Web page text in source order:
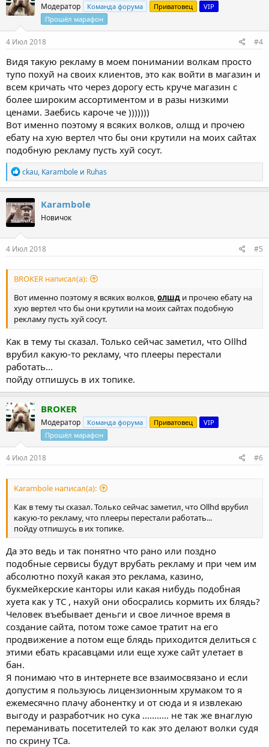
Модератор Команда форума Приватовец
VIP
Прошёл марафон
4 Июл 2018 #4
Видя такую рекламу в моем понимании волкам просто
тупо похуй на своих клиентов, это как войти в магазин и
всем кричать что через дорогу есть круче магазин с
более широким ассортиментом и в разы низкими
ценами. Заебись кароче че )))))))
Вот именно поэтому я всяких волков, олшд и прочею
ебату на хую вертел что бы они крутили на моих сайтах
подобную рекламу пусть хуй сосут.
Р
е
а
к
ц
и
и
:
ckau, Karambole и Ruhas
Karambole
Новичок
4 Июл 2018 #5
BROKER написал(а):
Вот именно поэтому я всяких волков,олшд и прочею ебату на
хую вертел что бы они крутили на моих сайтах подобную
рекламу пусть хуй сосут.
Как в тему ты сказал. Только сейчас заметил, что Ollhd
врубил какую-то рекламу, что плееры перестали
работать...
пойду отпишусь в их топике.
BROKER
Модератор Команда форума Приватовец
VIP
Прошёл марафон
4 Июл 2018 #6
Karambole написал(а):
Как в тему ты сказал. Только сейчас заметил, что Ollhd врубил
какую-то рекламу, что плееры перестали работать...
пойду отпишусь в их топике.
Да это ведь и так понятно что рано или поздно
подобные сервисы будут врубать рекламу и при чем им
абсолютно похуй какая это реклама, казино,
букмейкерские канторы или какая нибудь подобная
хуета как у ТС , нахуй они обосрались кормить их блядь?
Человек въебывает деньги и свое личное время в
создание сайта, потом тоже самое тратит на его
продвижение а потом еще блядь приходится делиться с
этими ебать красавцами или еще хуже сайт улетает в
бан.
Я понимаю что в интернете все взаимосвязано и если
допустим я пользуюсь лицензионным хрумаком то я
ежемесячно плачу абонентку и от сюда и я извлекаю
выгоду и разработчик но сука ........... не так же внаглую
переманивать посетителей то как это делают волки судя
по скрину ТСа.